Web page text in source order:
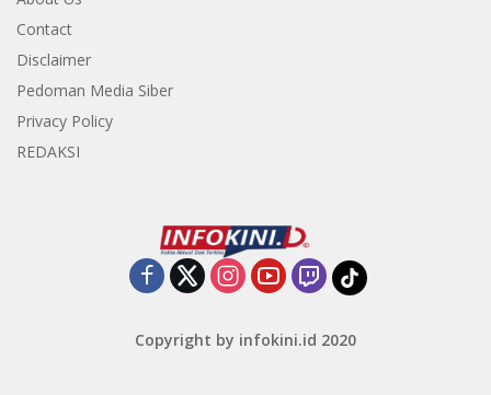
Contact
Disclaimer
Pedoman Media Siber
Privacy Policy
REDAKSI
Copyright by infokini.id 2020